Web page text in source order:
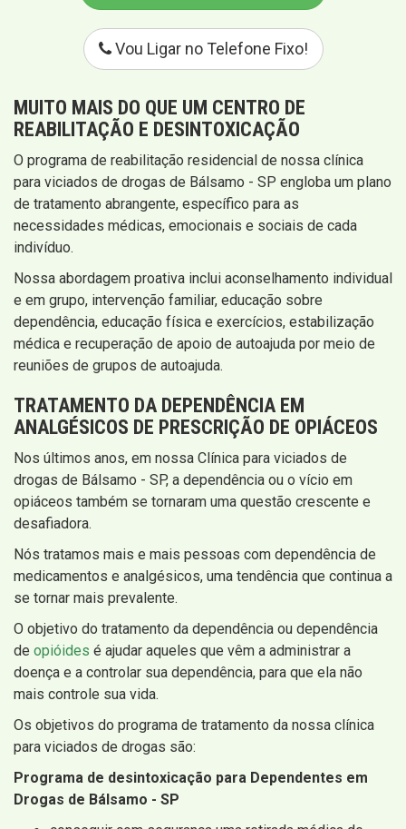
Vou Ligar no Telefone Fixo!
MUITO MAIS DO QUE UM CENTRO DE
REABILITAÇÃO E DESINTOXICAÇÃO
O programa de reabilitação residencial de nossa clínica
para viciados de drogas de Bálsamo - SP engloba um plano
de tratamento abrangente, específico para as
necessidades médicas, emocionais e sociais de cada
indivíduo.
Nossa abordagem proativa inclui aconselhamento individual
e em grupo, intervenção familiar, educação sobre
dependência, educação física e exercícios, estabilização
médica e recuperação de apoio de autoajuda por meio de
reuniões de grupos de autoajuda.
TRATAMENTO DA DEPENDÊNCIA EM
ANALGÉSICOS DE PRESCRIÇÃO DE OPIÁCEOS
Nos últimos anos, em nossa Clínica para viciados de
drogas de Bálsamo - SP, a dependência ou o vício em
opiáceos também se tornaram uma questão crescente e
desafiadora.
Nós tratamos mais e mais pessoas com dependência de
medicamentos e analgésicos, uma tendência que continua a
se tornar mais prevalente.
O objetivo do tratamento da dependência ou dependência
de opióides é ajudar aqueles que vêm a administrar a
doença e a controlar sua dependência, para que ela não
mais controle sua vida.
Os objetivos do programa de tratamento da nossa clínica
para viciados de drogas são:
Programa de desintoxicação para Dependentes em
Drogas de Bálsamo - SP